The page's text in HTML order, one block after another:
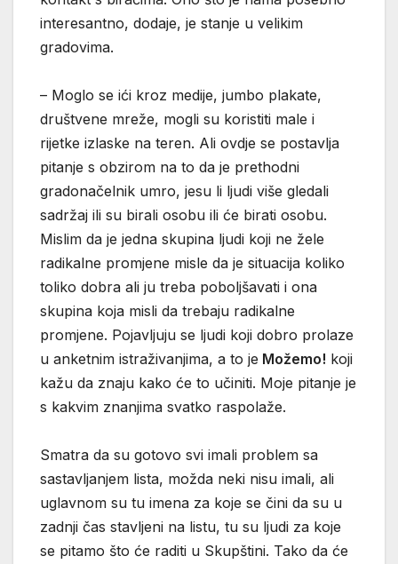
interesantno, dodaje, je stanje u velikim
gradovima.
– Moglo se ići kroz medije, jumbo plakate,
društvene mreže, mogli su koristiti male i
rijetke izlaske na teren. Ali ovdje se postavlja
pitanje s obzirom na to da je prethodni
gradonačelnik umro, jesu li ljudi više gledali
sadržaj ili su birali osobu ili će birati osobu.
Mislim da je jedna skupina ljudi koji ne žele
radikalne promjene misle da je situacija koliko
toliko dobra ali ju treba poboljšavati i ona
skupina koja misli da trebaju radikalne
promjene. Pojavljuju se ljudi koji dobro prolaze
u anketnim istraživanjima, a to je Možemo! koji
kažu da znaju kako će to učiniti. Moje pitanje je
s kakvim znanjima svatko raspolaže.
Smatra da su gotovo svi imali problem sa
sastavljanjem lista, možda neki nisu imali, ali
uglavnom su tu imena za koje se čini da su u
zadnji čas stavljeni na listu, tu su ljudi za koje
se pitamo što će raditi u Skupštini. Tako da će